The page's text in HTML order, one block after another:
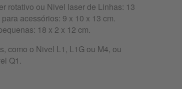
rotativo ou Nivel laser de Linhas: 13
acessórios: 9 x 10 x 13 cm.
18 x 2 x 12 cm.
como o Nivel L1, L1G ou M4, ou
Q1.